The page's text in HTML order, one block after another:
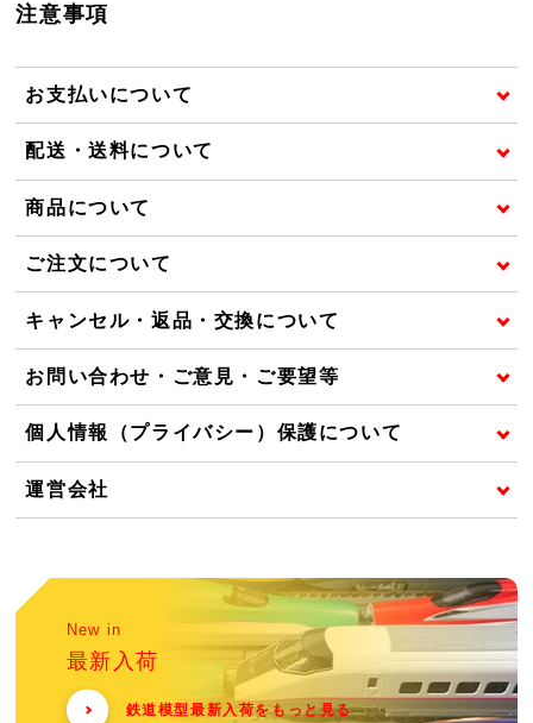
注意事項
お支払いについて
配送・送料について
商品について
ご注文について
キャンセル・返品・交換について
お問い合わせ・ご意見・ご要望等
個人情報（プライバシー）保護について
運営会社
New in
最新入荷
鉄道模型最新入荷をもっと見る